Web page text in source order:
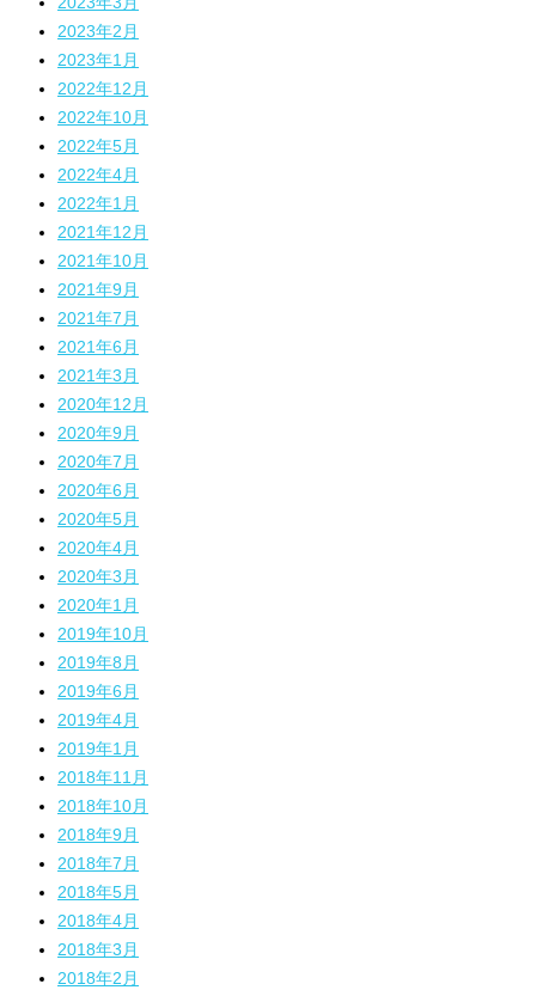
2023年2月
2023年1月
2022年12月
2022年10月
2022年5月
2022年4月
2022年1月
2021年12月
2021年10月
2021年9月
2021年7月
2021年6月
2021年3月
2020年12月
2020年9月
2020年7月
2020年6月
2020年5月
2020年4月
2020年3月
2020年1月
2019年10月
2019年8月
2019年6月
2019年4月
2019年1月
2018年11月
2018年10月
2018年9月
2018年7月
2018年5月
2018年4月
2018年3月
2018年2月